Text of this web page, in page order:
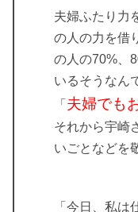
夫婦ふたり力
の人の力を借
の人の70%、
いるそうなん
「 夫婦でも
それから宇崎
いごとなどを
「今日、私